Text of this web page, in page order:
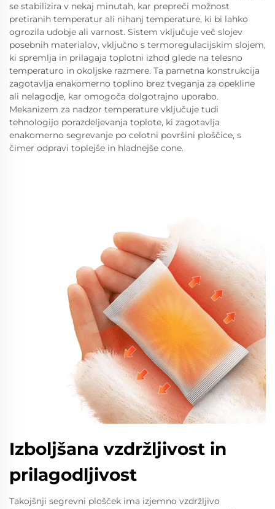
se stabilizira v nekaj minutah, kar prepreči možnost
pretiranih temperatur ali nihanj temperature, ki bi lahko
ogrozila udobje ali varnost. Sistem vključuje več slojev
posebnih materialov, vključno s termoregulacijskim slojem,
ki spremlja in prilagaja toplotni izhod glede na telesno
temperaturo in okoljske razmere. Ta pametna konstrukcija
zagotavlja enakomerno toplino brez tveganja za opekline
ali nelagodje, kar omogoča dolgotrajno uporabo.
Mekanizem za nadzor temperature vključuje tudi
tehnologijo porazdeljevanja toplote, ki zagotavlja
enakomerno segrevanje po celotni površini ploščice, s
čimer odpravi toplejše in hladnejše cone.
Izboljšana vzdržljivost in
prilagodljivost
Takojšnji segrevni plošček ima izjemno vzdržljivo